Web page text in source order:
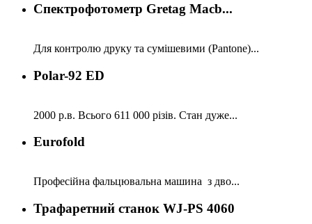
Спектрофотометр Gretag Macb...
Для контролю друку та сумішевими (Pantone)...
Polar-92 ED
2000 р.в. Всього 611 000 різів. Стан дуже...
Eurofold
Професійна фальцювальна машина з дво...
Трафаретний станок WJ-PS 4060